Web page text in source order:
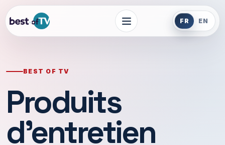
FR EN
BEST OF TV
Produits
d’entretien